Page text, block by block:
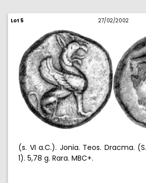
Lot 5 27/02/2002
(s. VI a.C.). Jonia. Teos. Dracma.
1). 5,78 g. Rara. MBC+.